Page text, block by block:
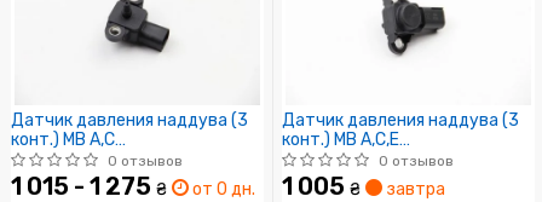
Датчик давления наддува (3
конт.) MB A,C
(W169/W176/W245/W203 1.5-
6.2 97-
0 отзывов
1 015 - 1 275 ₴ от 0 дн.
Датчик давления наддува (3
конт.) MB A,C,E
(W168/W203/W210/W211)
0.8D-4.0D 95-
0 отзывов
1 005 ₴ завтра